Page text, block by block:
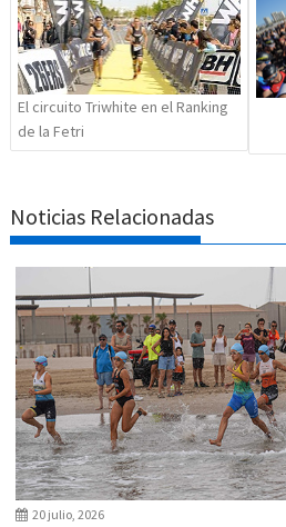
El circuito Triwhite en el Ranking
de la Fetri
Noticias Relacionadas
20 julio, 2026